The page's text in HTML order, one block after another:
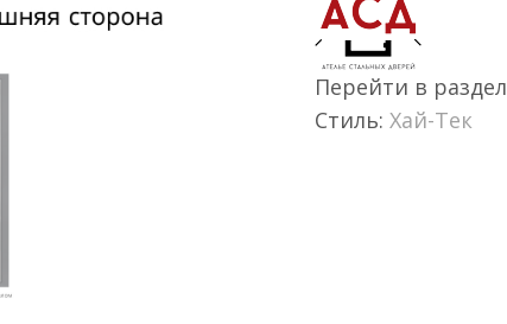
Перейти в раздел
Стиль:Хай-Тек